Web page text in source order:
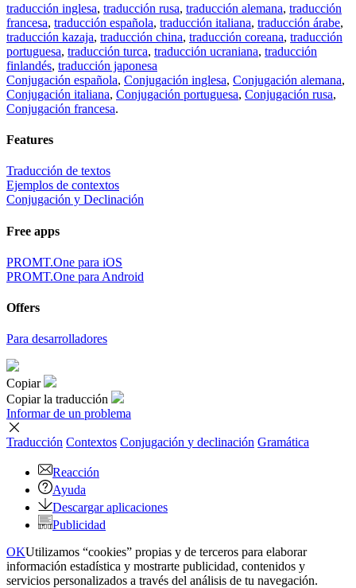
traducción inglesa, traducción rusa, traducción alemana, traducción
francesa, traducción española, traducción italiana, traducción árabe,
traducción kazaja, traducción china, traducción coreana, traducción
portuguesa, traducción turca, traducción ucraniana, traducción
finlandés, traducción japonesa
Conjugación española, Conjugación inglesa, Conjugación alemana,
Conjugación italiana, Conjugación portuguesa, Conjugación rusa,
Conjugación francesa.
Features
Traducción de textos
Ejemplos de contextos
Conjugación y Declinación
Free apps
PROMT.One para iOS
PROMT.One para Android
Offers
Para desarrolladores
Copiar
Copiar la traducción
Informar de un problema
Traducción Contextos Conjugación y declinación Gramática
Reacción
Ayuda
Descargar aplicaciones
Publicidad
OKUtilizamos “cookies” propias y de terceros para elaborar
información estadística y mostrarte publicidad, contenidos y
servicios personalizados a través del análisis de tu navegación.